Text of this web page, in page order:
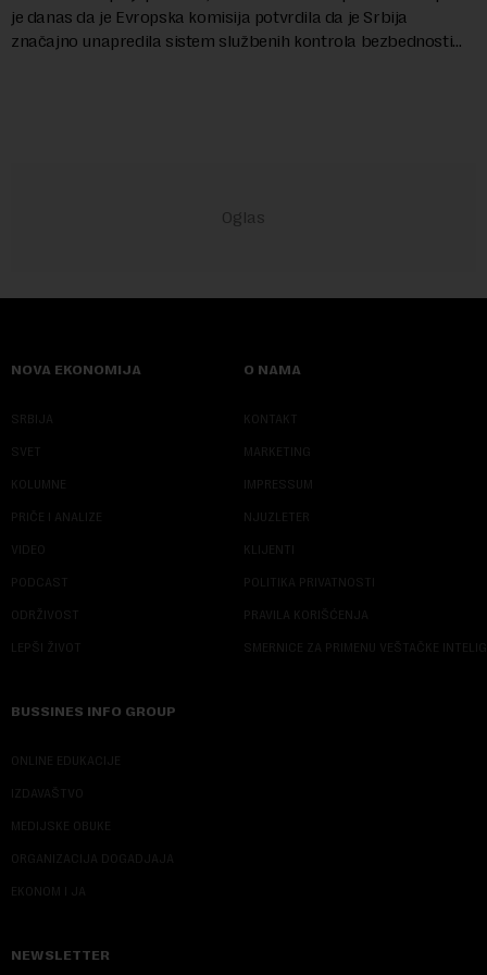
je danas da je Evropska komisija potvrdila da je Srbija
značajno unapredila sistem službenih kontrola bezbednosti
NOVA EKONOMIJA
SRBIJA
SVET
KOLUMNE
PRIČE I ANALIZE
VIDEO
PODCAST
ODRŽIVOST
LEPŠI ŽIVOT
O NAMA
KONTAKT
MARKETING
IMPRESSUM
NJUZLETER
KLIJENTI
POLITIKA PRIVATNOSTI
PRAVILA KORIŠĆENJA
SMERNICE ZA PRIMENU VEŠTAČKE
BUSSINES INFO GROUP
ONLINE EDUKACIJE
IZDAVAŠTVO
MEDIJSKE OBUKE
ORGANIZACIJA DOGADJAJA
EKONOM I JA
NEWSLETTER